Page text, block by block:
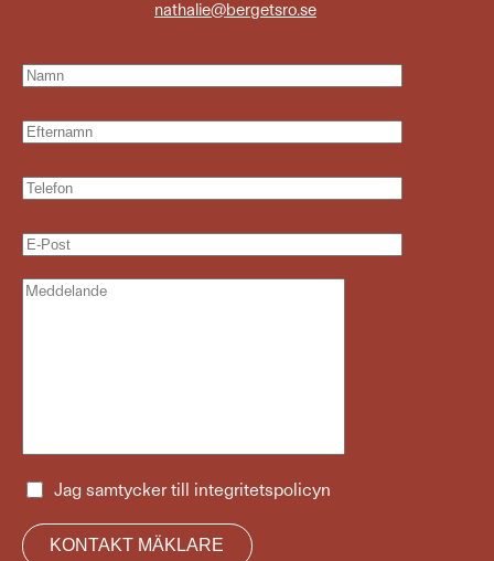
nathalie@bergetsro.se
Jag samtycker till integritetspolicyn